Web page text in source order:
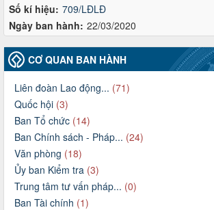
Số kí hiệu: 709/LĐLĐ
Ngày ban hành: 22/03/2020
CƠ QUAN BAN HÀNH
Liên đoàn Lao động... (71)
Quốc hội (3)
Ban Tổ chức (14)
Ban Chính sách - Pháp... (24)
Văn phòng (18)
Ủy ban Kiểm tra (3)
Trung tâm tư vấn pháp... (0)
Ban Tài chính (1)